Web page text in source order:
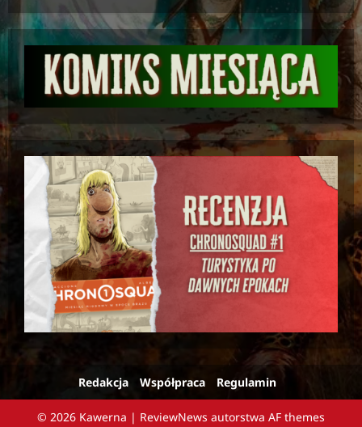
Redakcja Współpraca Regulamin
© 2026 Kawerna | ReviewNews autorstwa AF themes